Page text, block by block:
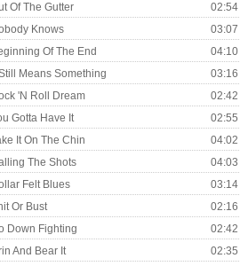
Of The Gutter
02:54
Knows
03:07
Of The End
04:10
Means Something
03:16
'N Roll Dream
02:42
Gotta Have It
02:55
It On The Chin
04:02
The Shots
04:03
Felt Blues
03:14
Or Bust
02:16
Down Fighting
02:42
And Bear It
02:35